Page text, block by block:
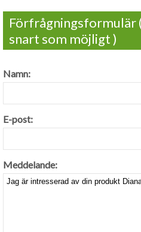
Förfrågningsformulär
snart som möjligt )
Namn:
E-post:
Meddelande: